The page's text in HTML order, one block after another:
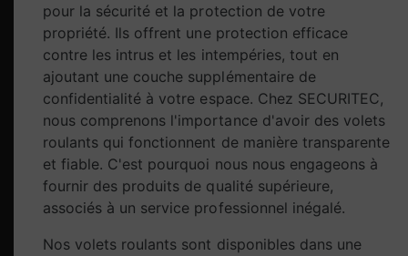
pour la sécurité et la protection de votre
propriété. Ils offrent une protection efficace
contre les intrus et les intempéries, tout en
ajoutant une couche supplémentaire de
confidentialité à votre espace. Chez SECURITEC,
nous comprenons l'importance d'avoir des volets
roulants qui fonctionnent de manière transparente
et fiable. C'est pourquoi nous nous engageons à
fournir des produits de qualité supérieure,
associés à un service professionnel inégalé.
Nos volets roulants sont disponibles dans une